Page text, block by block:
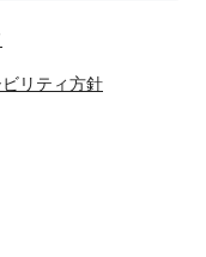
リティ方針